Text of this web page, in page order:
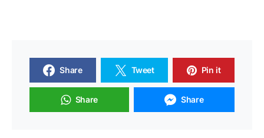
Share Tweet Pin it
Share Share